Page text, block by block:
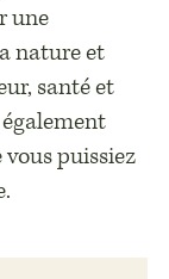
une
nature et
santé et
puissiez